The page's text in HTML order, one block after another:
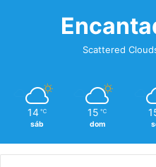
Scattered
14 ℃
sáb
15 ℃
dom